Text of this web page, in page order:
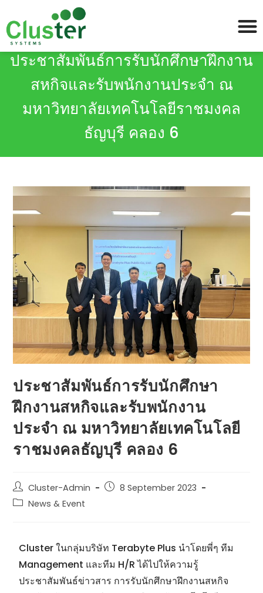
ประชาสัมพันธ์การรับนักศึกษาฝึกงาน
สหกิจและรับพนักงานประจำ ณ
มหาวิทยาลัยเทคโนโลยีราชมงคล
ธัญบุรี คลอง 6
ประชาสัมพันธ์การรับนักศึกษา
ฝึกงานสหกิจและรับพนักงาน
ประจำ ณ มหาวิทยาลัยเทคโนโลยี
Cluster-Admin
Cluster ในกลุ่มบริษัท Terabyte Plus นำโดยพี่ๆ ทีม
Management และทีม H/R ได้ไปให้ความรู้